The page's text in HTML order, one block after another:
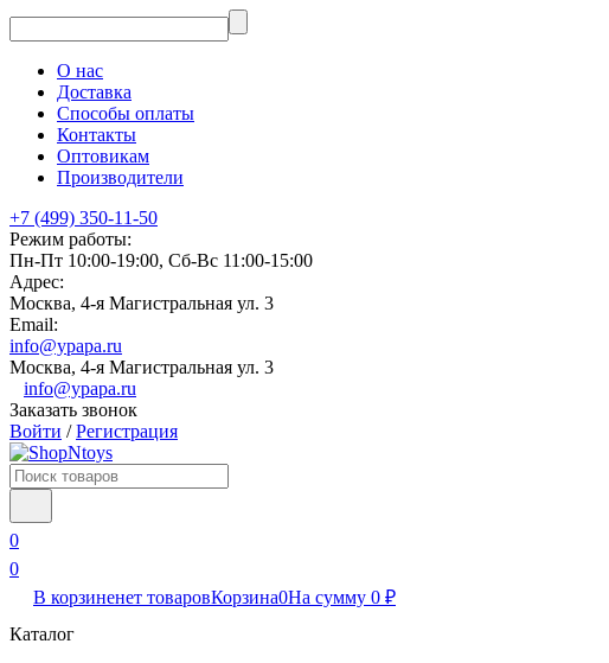
О нас
Доставка
Способы оплаты
Контакты
Оптовикам
Производители
+7 (499) 350-11-50
Режим работы:
Пн-Пт 10:00-19:00, Сб-Вс 11:00-15:00
Адрес:
Москва, 4-я Магистральная ул. 3
Email:
info@ypapa.ru
Москва, 4-я Магистральная ул. 3
info@ypapa.ru
Заказать звонок
Войти /Регистрация
0
0
В корзиненет товаровКорзина0На сумму 0 ₽
Каталог